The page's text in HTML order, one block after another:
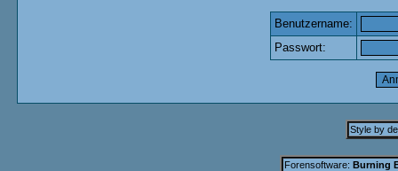
Benutzername:
Passwort:
Style by
Forensoftware: Burning